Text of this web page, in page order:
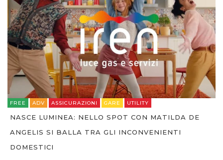
FREE ADV ASSICURAZIONI GARE UTILITY
NASCE LUMINEA: NELLO SPOT CON MATILDA DE
ANGELIS SI BALLA TRA GLI INCONVENIENTI
DOMESTICI